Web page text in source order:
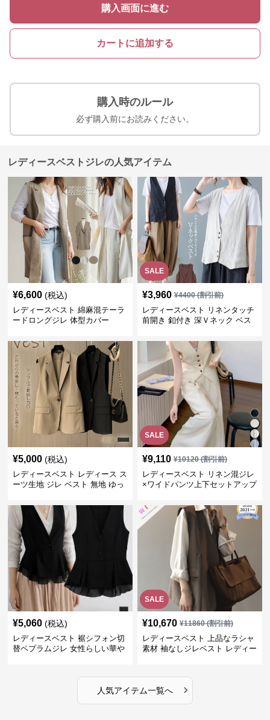
購入画面に進む
カートに追加する
購入時のルール
必ず購入前にお読みください。
レディースベストジレの人気アイテム
¥6,600 (税込)
レディースベスト 綿麻混テーラ
ードロングジレ 体型カバー
SALE
¥3,960 ¥4400(割引前)
レディースベスト リネンタッチ
前開き 釦付き 深Ｖネック ベス
¥5,000 (税込)
レディースベスト レディース ス
ーツ生地 ジレ ベスト 無地 ゆっ
SALE
¥9,110 ¥10120(割引前)
レディースベスト リネン混ジレ
×ワイドパンツ上下セットアップ
¥5,060 (税込)
レディースベスト 裾シフォン切
替ペプラムジレ 女性らしい華や
SALE
¥10,670 ¥11860(割引前)
レディースベスト 上品なラシャ
素材 袖なしジレベスト レディー
人気アイテム一覧へ ›